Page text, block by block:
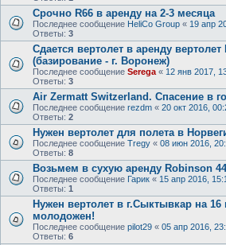
Срочно R66 в аренду на 2-3 месяца
Последнее сообщение HeliCo Group « 19 апр
Ответы: 3
Сдается вертолет в аренду
(базирование - г. Воронеж)
Последнее сообщение Serega« 12 янв 2017,
Ответы: 3
Air Zermatt Switzerland. Спасение в
Последнее сообщение rezdm « 20 окт 2016,
Ответы: 2
Нужен вертолет для полета в
Последнее сообщение Tregy « 08 июн 2016,
Ответы: 8
Возьмем в сухую аренду Robinson 44
Последнее сообщение Гарик « 15 апр 2016,
Ответы: 1
Нужен вертолет в г.Сыктывкар на 16
молодожен!
Последнее сообщение pilot29 « 05 апр 2016,
Ответы: 6